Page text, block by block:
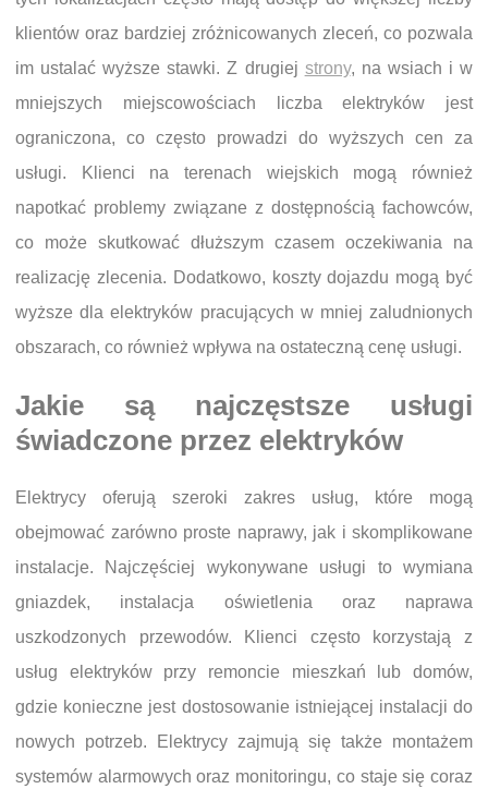
klientów oraz bardziej zróżnicowanych zleceń, co pozwala
im ustalać wyższe stawki. Z drugiej strony, na wsiach i w
mniejszych miejscowościach liczba elektryków jest
ograniczona, co często prowadzi do wyższych cen za
usługi. Klienci na terenach wiejskich mogą również
napotkać problemy związane z dostępnością fachowców,
co może skutkować dłuższym czasem oczekiwania na
realizację zlecenia. Dodatkowo, koszty dojazdu mogą być
wyższe dla elektryków pracujących w mniej zaludnionych
obszarach, co również wpływa na ostateczną cenę usługi.
Jakie są najczęstsze usługi
świadczone przez elektryków
Elektrycy oferują szeroki zakres usług, które mogą
obejmować zarówno proste naprawy, jak i skomplikowane
instalacje. Najczęściej wykonywane usługi to wymiana
gniazdek, instalacja oświetlenia oraz naprawa
uszkodzonych przewodów. Klienci często korzystają z
usług elektryków przy remoncie mieszkań lub domów,
gdzie konieczne jest dostosowanie istniejącej instalacji do
nowych potrzeb. Elektrycy zajmują się także montażem
systemów alarmowych oraz monitoringu, co staje się coraz